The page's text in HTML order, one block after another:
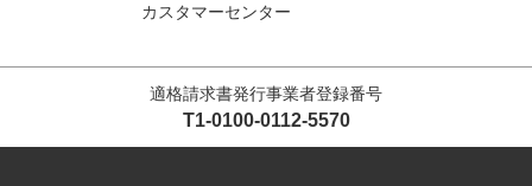
カスタマーセンター
適格請求書発行事業者登録番号
T1-0100-0112-5570